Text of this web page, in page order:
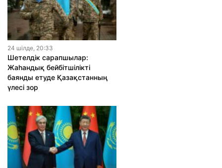
24 шiлде, 20:33
Шетелдік сарапшылар:
Жаһандық бейбітшілікті
баянды етуде Қазақстанның
үлесі зор